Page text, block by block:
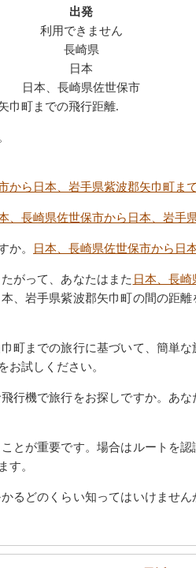
出発
利用できません
長崎県
日本
日本、長崎県佐世保市
巾町までの飛行距離.
から日本、岩手県紫波郡矢巾町ま
、長崎県佐世保市から日本、岩手
か。 日本、長崎県佐世保市から日
がって、あなたはまた 日本、長
、岩手県紫波郡矢巾町の間の距
町までの旅行に基づいて、簡単な
お試しください。
行機で旅行をお探しですか。あな
とが重要です。場合はルートを
す。
るどのくらい知ってはいけません